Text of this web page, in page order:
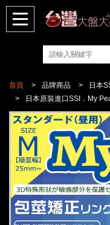
首頁 品牌商品
日本
日本原裝進口SSI．My